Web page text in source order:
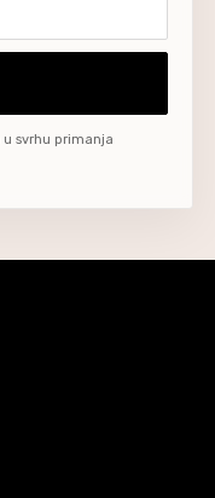
svrhu primanja